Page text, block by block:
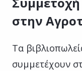
στην
Τα
συμμετέχουν